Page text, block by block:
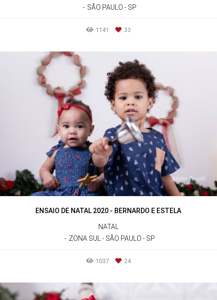
SÃO PAULO - SP
1141 33
ENSAIO DE NATAL 2020 - BERNARDO E ESTELA
NATAL
ZONA SUL - SÃO PAULO - SP
1037 24